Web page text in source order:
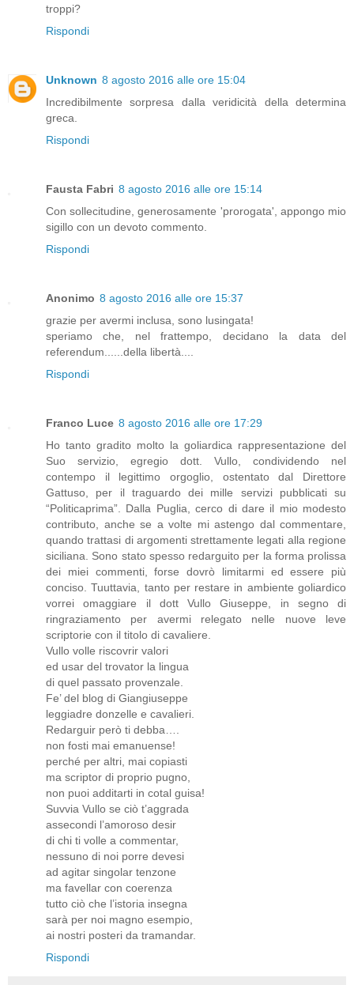
troppi?
Rispondi
Unknown 8 agosto 2016 alle ore 15:04
Incredibilmente sorpresa dalla veridicità della determina
greca.
Rispondi
Fausta Fabri 8 agosto 2016 alle ore 15:14
Con sollecitudine, generosamente 'prorogata', appongo mio
sigillo con un devoto commento.
Rispondi
Anonimo 8 agosto 2016 alle ore 15:37
grazie per avermi inclusa, sono lusingata!
speriamo che, nel frattempo, decidano la data del
referendum......della libertà....
Rispondi
Franco Luce 8 agosto 2016 alle ore 17:29
Ho tanto gradito molto la goliardica rappresentazione del
Suo servizio, egregio dott. Vullo, condividendo nel
contempo il legittimo orgoglio, ostentato dal Direttore
Gattuso, per il traguardo dei mille servizi pubblicati su
“Politicaprima”. Dalla Puglia, cerco di dare il mio modesto
contributo, anche se a volte mi astengo dal commentare,
quando trattasi di argomenti strettamente legati alla regione
siciliana. Sono stato spesso redarguito per la forma prolissa
dei miei commenti, forse dovrò limitarmi ed essere più
conciso. Tuuttavia, tanto per restare in ambiente goliardico
vorrei omaggiare il dott Vullo Giuseppe, in segno di
ringraziamento per avermi relegato nelle nuove leve
scriptorie con il titolo di cavaliere.
Vullo volle riscovrir valori
ed usar del trovator la lingua
di quel passato provenzale.
Fe’ del blog di Giangiuseppe
leggiadre donzelle e cavalieri.
Redarguir però ti debba….
non fosti mai emanuense!
perché per altri, mai copiasti
ma scriptor di proprio pugno,
non puoi additarti in cotal guisa!
Suvvia Vullo se ciò t’aggrada
assecondi l’amoroso desir
di chi ti volle a commentar,
nessuno di noi porre devesi
ad agitar singolar tenzone
ma favellar con coerenza
tutto ciò che l’istoria insegna
sarà per noi magno esempio,
ai nostri posteri da tramandar.
Rispondi